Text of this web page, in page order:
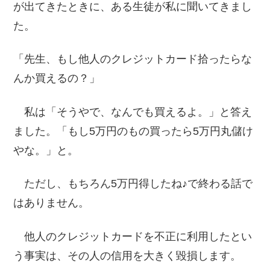
が出てきたときに、ある生徒が私に聞いてきまし
た。
「先生、もし他人のクレジットカード拾ったらな
んか買えるの？」
私は「そうやで、なんでも買えるよ。」と答え
ました。「もし5万円のもの買ったら5万円丸儲け
やな。」と。
ただし、もちろん5万円得したね♪で終わる話で
はありません。
他人のクレジットカードを不正に利用したとい
う事実は、その人の信用を大きく毀損します。